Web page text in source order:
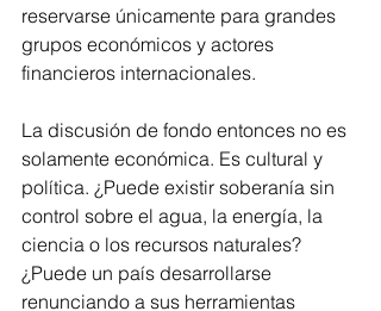
reservarse únicamente para grandes
grupos económicos y actores
financieros internacionales.
La discusión de fondo entonces no es
solamente económica. Es cultural y
política. ¿Puede existir soberanía sin
control sobre el agua, la energía, la
ciencia o los recursos naturales?
¿Puede un país desarrollarse
renunciando a sus herramientas